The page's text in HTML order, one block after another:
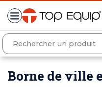
Borne de ville